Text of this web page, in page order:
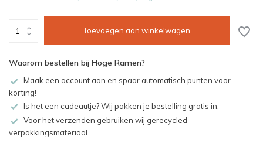
Toevoegen aan winkelwagen
Waarom bestellen bij Hoge Ramen?
Maak een account aan en spaar automatisch punten voor
korting!
Is het een cadeautje? Wij pakken je bestelling gratis in.
Voor het verzenden gebruiken wij gerecycled
verpakkingsmateriaal.